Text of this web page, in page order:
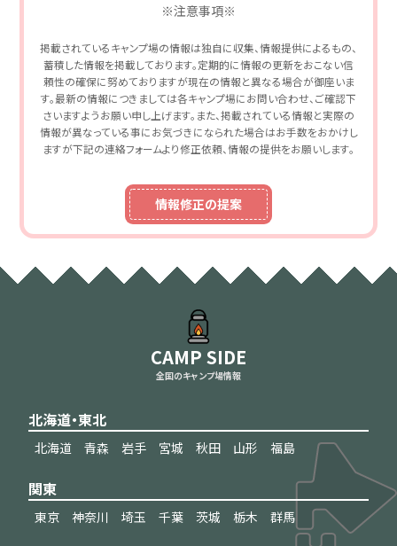
※注意事項※
掲載されているキャンプ場の情報は独自に収集、情報提供によるもの、
蓄積した情報を掲載しております。定期的に情報の更新をおこない信
頼性の確保に努めておりますが現在の情報と異なる場合が御座いま
す。最新の情報につきましては各キャンプ場にお問い合わせ、ご確認下
さいますようお願い申し上げます。また、掲載されている情報と実際の
情報が異なっている事にお気づきになられた場合はお手数をおかけし
ますが下記の連絡フォームより修正依頼、情報の提供をお願いします。
情報修正の提案
CAMP SIDE
全国のキャンプ場情報
北海道・東北
北海道 青森 岩手 宮城 秋田 山形 福島
関東
東京 神奈川 埼玉 千葉 茨城 栃木 群馬